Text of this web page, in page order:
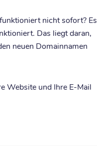
nicht sofort? Es
Das liegt daran,
neuen Domainnamen
Website und Ihre E-Mail